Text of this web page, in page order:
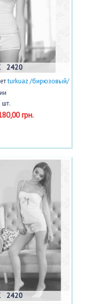
2420
turkuaz /бирюзовый/
грн.
2420